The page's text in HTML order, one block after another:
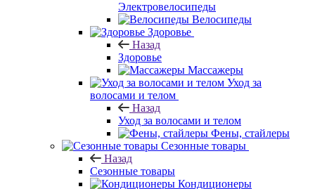
Электровелосипеды
Велосипеды
Здоровье
Назад
Здоровье
Массажеры
Уход за
волосами и телом
Назад
Уход за волосами и телом
Фены, стайлеры
Сезонные товары
Назад
Сезонные товары
Кондиционеры